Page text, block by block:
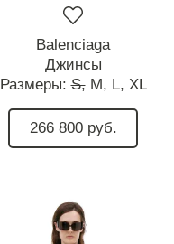
Balenciaga
Джинсы
Размеры:S, M, L, XL
266 800 руб.